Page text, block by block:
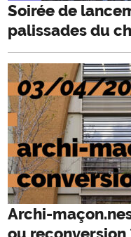
Soirée de
palissades du
Archi-
ou reconversion